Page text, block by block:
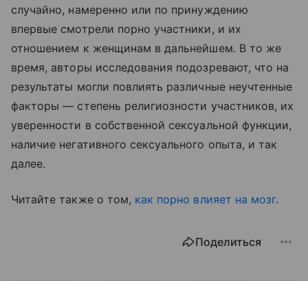
случайно, намеренно или по принуждению
впервые смотрели порно участники, и их
отношением к женщинам в дальнейшем. В то же
время, авторы исследования подозревают, что на
результаты могли повлиять различные неучтенные
факторы — степень религиозности участников, их
уверенности в собственной сексуальной функции,
наличие негативного сексуального опыта, и так
далее.
Читайте также о том, как порно влияет на мозг.
Поделиться